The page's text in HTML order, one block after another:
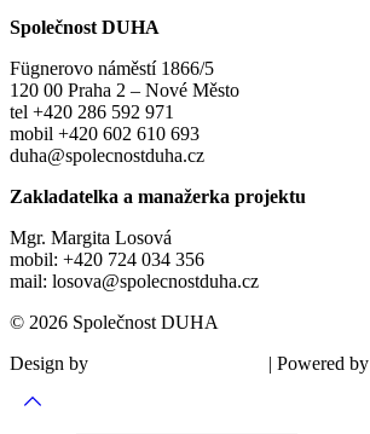
Společnost DUHA
Fügnerovo náměstí 1866/5
120 00 Praha 2 – Nové Město
tel +420 286 592 971
mobil +420 602 610 693
duha@spolecnostduha.cz
Zakladatelka a manažerka projektu
Mgr. Margita Losová
mobil: +420 724 034 356
mail: losova@spolecnostduha.cz
© 2026 Společnost DUHA
Design by
| Powered by